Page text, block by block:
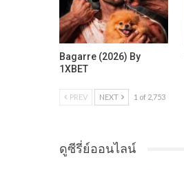
Bagarre (2026) By
1XBET
PREV NEXT 1 of 2,753
ดูซีรี่ย์ออนไลน์